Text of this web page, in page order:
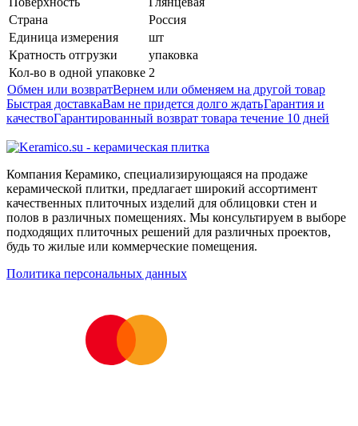
Страна
Россия
Единица измерения
шт
Кратность отгрузки
упаковка
Кол-во в одной упаковке 2
Обмен или возвратВернем или обменяем на другой товар
Быстрая доставкаВам не придется долго ждатьГарантия и
качествоГарантированный возврат товара течение 10 дней
Компания Керамико, специализирующаяся на продаже
керамической плитки, предлагает широкий ассортимент
качественных плиточных изделий для облицовки стен и
полов в различных помещениях. Мы консультируем в выборе
подходящих плиточных решений для различных проектов,
будь то жилые или коммерческие помещения.
Политика персональных данных